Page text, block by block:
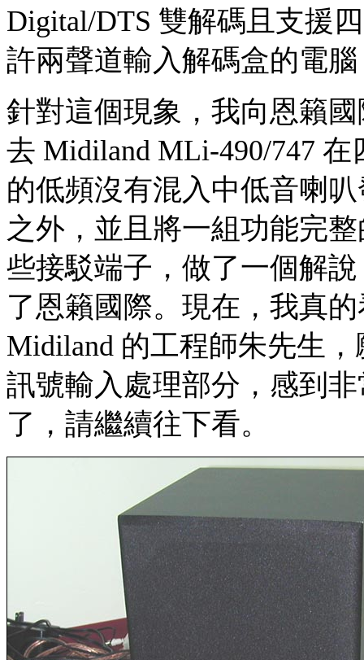
Digital/DTS 雙解碼且支援
許兩聲道輸入解碼盒的電
針對這個現象，我向恩籟
去 Midiland MLi-490/747
的低頻沒有混入中低音喇
之外，並且將一組功能完
些接駁端子，做了一個解
了恩籟國際。現在，我真
Midiland 的工程師朱先生
訊號輸入處理部分，感到
了，請繼續往下看。